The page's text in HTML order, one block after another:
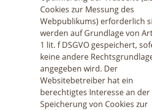
Cookies zur Messung des
Webpublikums) erforderlich
werden auf Grundlage von
1 lit. f DSGVO gespeichert,
keine andere
angegeben wird. Der
Websitebetreiber hat ein
berechtigtes Interesse an der
Speicherung von Cookies zur